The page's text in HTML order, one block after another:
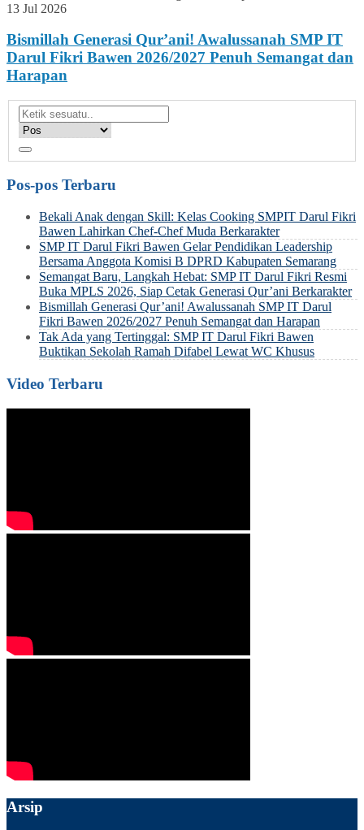
13 Jul 2026
Bismillah Generasi Qur’ani! Awalussanah SMP IT
Darul Fikri Bawen 2026/2027 Penuh Semangat dan
Harapan
Pos-pos Terbaru
Bekali Anak dengan Skill: Kelas Cooking SMPIT Darul Fikri
Bawen Lahirkan Chef-Chef Muda Berkarakter
SMP IT Darul Fikri Bawen Gelar Pendidikan Leadership
Bersama Anggota Komisi B DPRD Kabupaten Semarang
Semangat Baru, Langkah Hebat: SMP IT Darul Fikri Resmi
Buka MPLS 2026, Siap Cetak Generasi Qur’ani Berkarakter
Bismillah Generasi Qur’ani! Awalussanah SMP IT Darul
Fikri Bawen 2026/2027 Penuh Semangat dan Harapan
Tak Ada yang Tertinggal: SMP IT Darul Fikri Bawen
Buktikan Sekolah Ramah Difabel Lewat WC Khusus
Video Terbaru
Arsip